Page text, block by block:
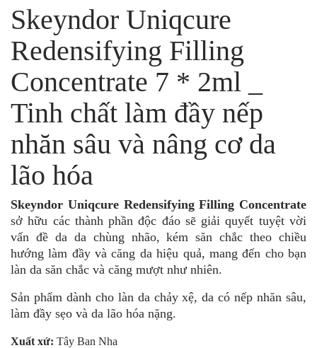
Skeyndor Uniqcure
Redensifying Filling
Concentrate 7 * 2ml _
Tinh chất làm đầy nếp
nhăn sâu và nâng cơ da
lão hóa
Skeyndor Uniqcure Redensifying Filling Concentrate
sở hữu các thành phần độc đáo sẽ giải quyết tuyệt vời
vấn đề da da chùng nhão, kém săn chắc theo chiều
hướng làm đầy và căng da hiệu quả, mang đến cho bạn
làn da săn chắc và căng mượt như nhiên.
Sản phẩm dành cho làn da chảy xệ, da có nếp nhăn sâu,
làm đầy sẹo và da lão hóa nặng.
Xuất xứ: Tây Ban Nha